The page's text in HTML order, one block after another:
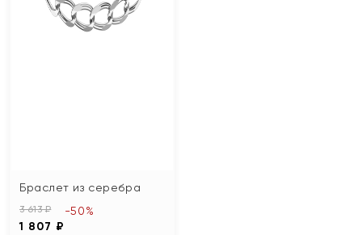
Браслет из серебра
3 613 ₽
1 807 ₽
-50%